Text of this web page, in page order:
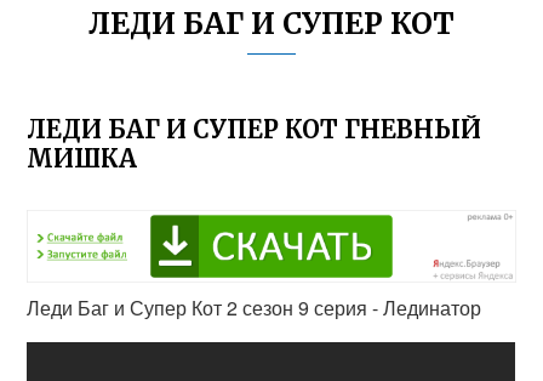
ЛЕДИ БАГ И СУПЕР КОТ
ЛЕДИ БАГ И СУПЕР КОТ ГНЕВНЫЙ
МИШКА
Леди Баг и Супер Кот 2 сезон 9 серия - Лединатор